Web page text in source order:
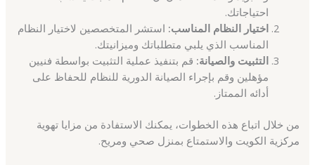
احتياجاتك.
اختيار النظام المناسب: استشر المتخصصين لاختيار النظام
المناسب الذي يلبي متطلباتك وميزانيتك.
التثبيت والصيانة: قم بتنفيذ عملية التثبيت بواسطة فنيين
مؤهلين وقم بإجراء الصيانة الدورية للنظام للحفاظ على
أدائه الممتاز.
من خلال اتباع هذه الخطوات، يمكنك الاستفادة من مزايا تهوية
مركزية الكويت والاستمتاع بمنزل صحي ومريح.